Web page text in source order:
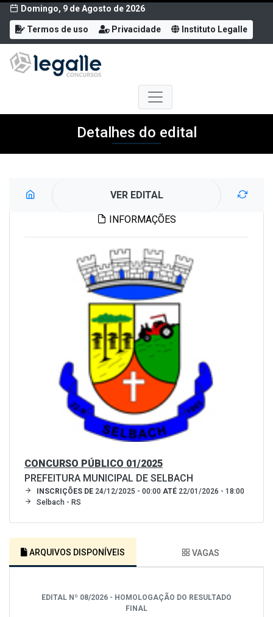
Domingo, 9 de Agosto de 2026
Termos de uso Privacidade Instituto Legalle
Detalhes do edital
VER EDITAL
INFORMAÇÕES
CONCURSO PÚBLICO 01/2025
PREFEITURA MUNICIPAL DE SELBACH
INSCRIÇÕES DE 24/12/2025 - 00:00 ATÉ 22/01/2026 - 18:00
Selbach - RS
ARQUIVOS DISPONÍVEIS VAGAS
EDITAL Nº 08/2026 - HOMOLOGAÇÃO DO RESULTADO
FINAL